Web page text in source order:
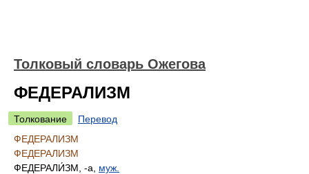
Толковый словарь Ожегова
ФЕДЕРАЛИЗМ
Толкование
Перевод
ФЕДЕРАЛИЗМ
ФЕДЕРАЛИЗМ
ФЕДЕРАЛИ́ЗМ , -а, муж.